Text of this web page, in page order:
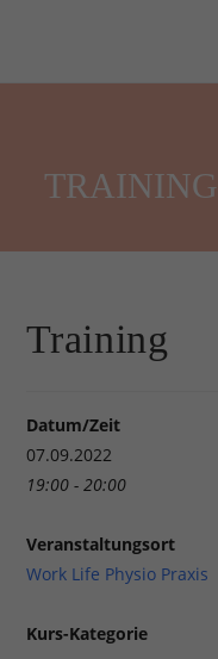
TRAINING
Training
Datum/Zeit
07.09.2022
19:00 - 20:00
Veranstaltungsort
Work Life Physio Praxis
Kurs-Kategorie